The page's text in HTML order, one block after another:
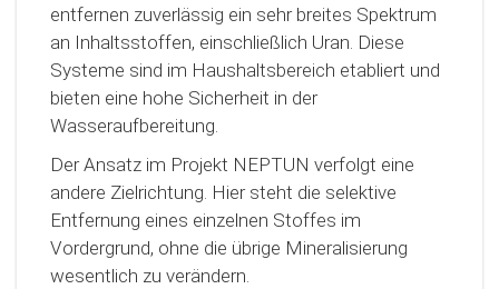
entfernen zuverlässig ein sehr breites Spektrum
an Inhaltsstoffen, einschließlich Uran. Diese
Systeme sind im Haushaltsbereich etabliert und
bieten eine hohe Sicherheit in der
Wasseraufbereitung.
Der Ansatz im Projekt NEPTUN verfolgt eine
andere Zielrichtung. Hier steht die selektive
Entfernung eines einzelnen Stoffes im
Vordergrund, ohne die übrige Mineralisierung
wesentlich zu verändern.